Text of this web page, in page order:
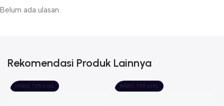
Belum ada ulasan.
Rekomendasi Produk Lainnya
HABIS TERJUAL HABIS TERJUAL